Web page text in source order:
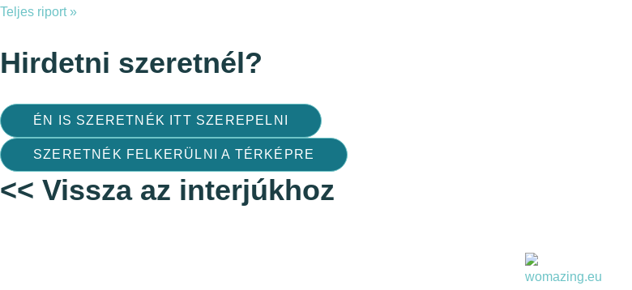
Teljes riport »
Hirdetni szeretnél?
ÉN IS SZERETNÉK ITT SZEREPELNI
SZERETNÉK FELKERÜLNI A TÉRKÉPRE
<< Vissza az interjúkhoz